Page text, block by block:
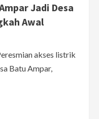
Jadi Desa
Awal
akses listrik
Batu Ampar,